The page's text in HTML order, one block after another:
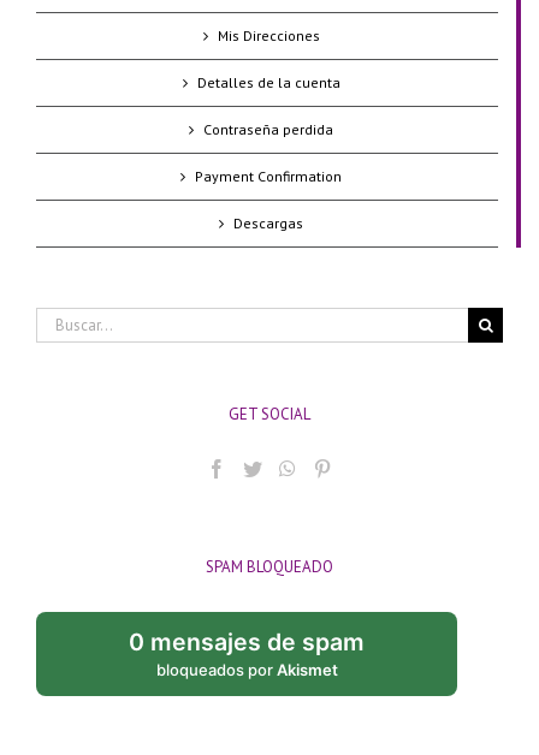
Mis Direcciones
Detalles de la cuenta
Contraseña perdida
Payment Confirmation
Descargas
Buscar:
GET SOCIAL
SPAM BLOQUEADO
0 mensajes de spam
bloqueados porAkismet